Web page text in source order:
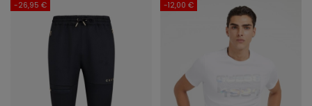
-26,95 € -12,00 €